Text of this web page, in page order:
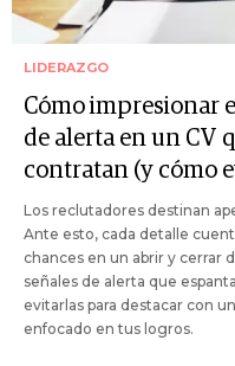
LIDERAZGO
Cómo impresionar
de alerta en un CV
contratan (y cómo
Los reclutadores destinan
Ante esto, cada detalle
chances en un abrir y cerrar
señales de alerta que
evitarlas para destacar con
enfocado en tus logros.